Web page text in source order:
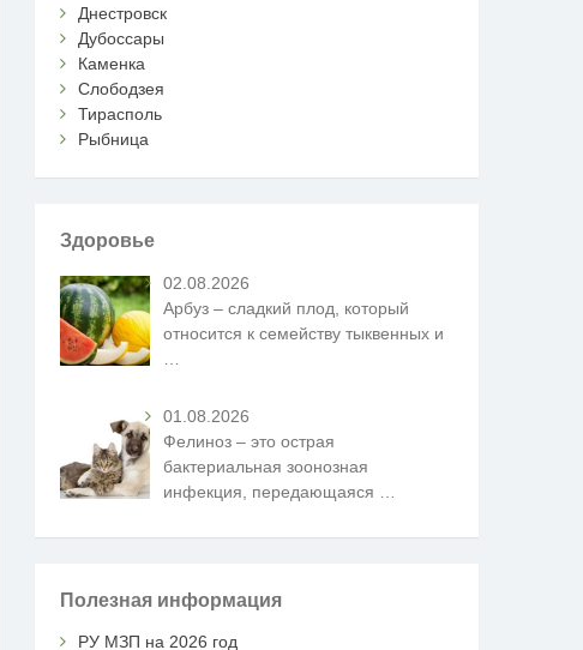
Днестровск
Дубоссары
Каменка
Слободзея
Тирасполь
Рыбница
Здоровье
02.08.2026
Арбуз – сладкий плод, который
относится к семейству тыквенных и
01.08.2026
Фелиноз – это острая
бактериальная зоонозная
инфекция, передающаяся
Полезная информация
РУ МЗП на 2026 год